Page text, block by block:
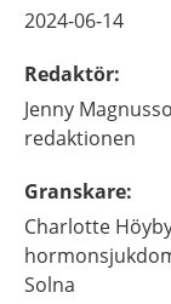
2024-06-14
Redaktör:
Jenny
redaktionen
Granskare:
Charlotte
Solna